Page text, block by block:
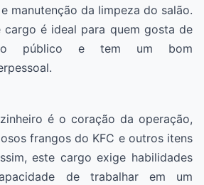
manutenção da limpeza do salão.
cargo é ideal para quem gosta de
o público e tem um bom
é o coração da operação,
frangos do KFC e outros itens
este cargo exige habilidades
de trabalhar em um